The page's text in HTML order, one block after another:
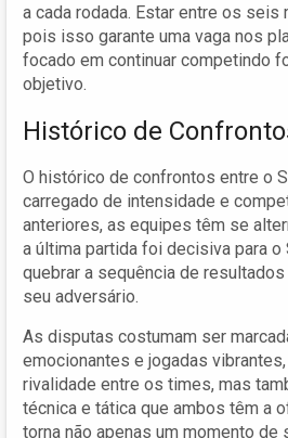
a cada rodada. Estar entre os seis
pois isso garante uma vaga nos
focado em continuar competindo
objetivo.
Histórico de
O histórico de confrontos entre o
carregado de intensidade e
anteriores, as equipes têm se
a última partida foi decisiva para o
quebrar a sequência de
seu adversário.
As disputas costumam ser
emocionantes e jogadas
rivalidade entre os times, mas
técnica e tática que ambos têm a
torna não apenas um momento de